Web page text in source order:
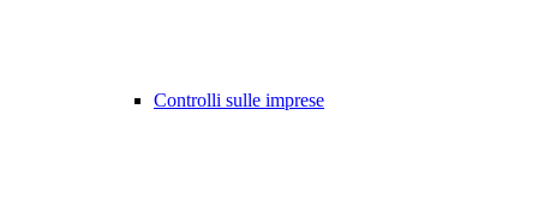
Controlli sulle imprese